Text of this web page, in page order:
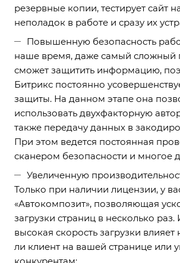
резервные копии, тестирует сайт
неполадок в работе и сразу их
Повышенную безопасность
наше время, даже самый сложный
сможет защитить информацию,
Битрикс постоянно
защиты. На данном этапе она
использовать двухфакторную
также передачу данных в
При этом ведется постоянная
сканером безопасности и многое
Увеличенную
Только при наличии лицензии, у
«Автокомпозит», позволяющая
загрузки страниц в несколько
высокая скорость загрузки влияет
ли клиент на вашей странице или